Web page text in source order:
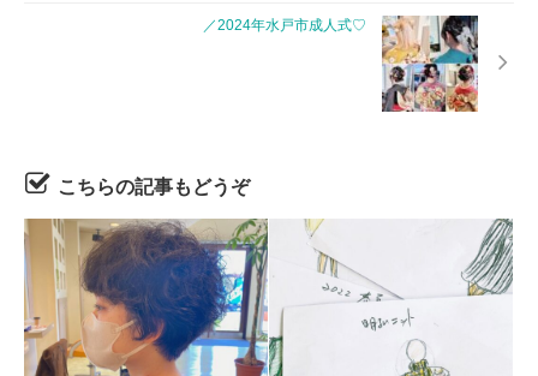
／2024年水戸市成人式♡ ⁡
こちらの記事もどうぞ